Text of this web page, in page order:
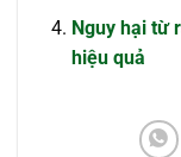
Nguy hại từ
hiệu quả